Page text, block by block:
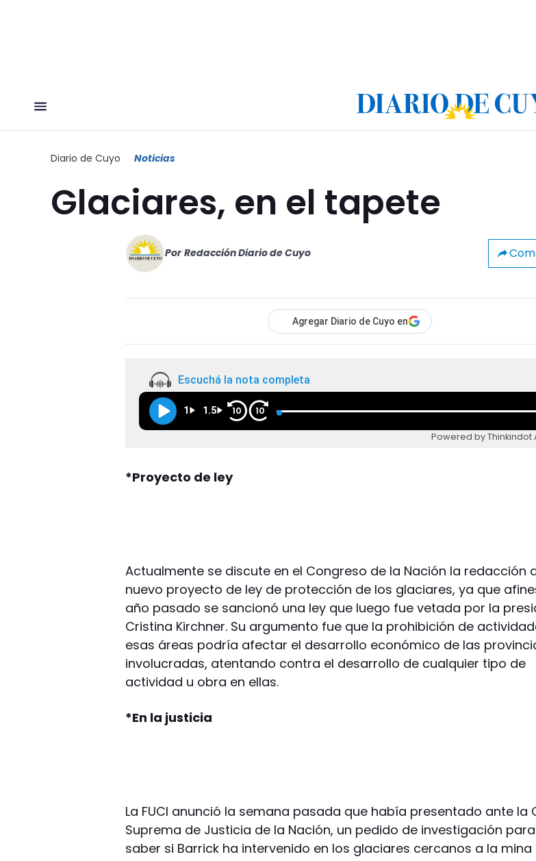
Diario de Cuyo Noticias
Glaciares, en el tapete
Por Redacción Diario de Cuyo
Agregar Diario de Cuyo en
Escuchá la nota completa
1 1.5 10 10
Powered by Thinkindot
*Proyecto de ley
Actualmente se discute en el Congreso de la Nación la redacción
nuevo proyecto de ley de protección de los glaciares, ya que
año pasado se sancionó una ley que luego fue vetada por la
Cristina Kirchner. Su argumento fue que la prohibición de
esas áreas podría afectar el desarrollo económico de las
involucradas, atentando contra el desarrollo de cualquier tipo de
actividad u obra en ellas.
*En la justicia
La FUCI anunció la semana pasada que había presentado ante la
Suprema de Justicia de la Nación, un pedido de investigación para
saber si Barrick ha intervenido en los glaciares cercanos a la mina